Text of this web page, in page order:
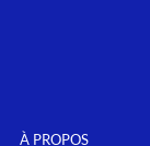
À PROPOS